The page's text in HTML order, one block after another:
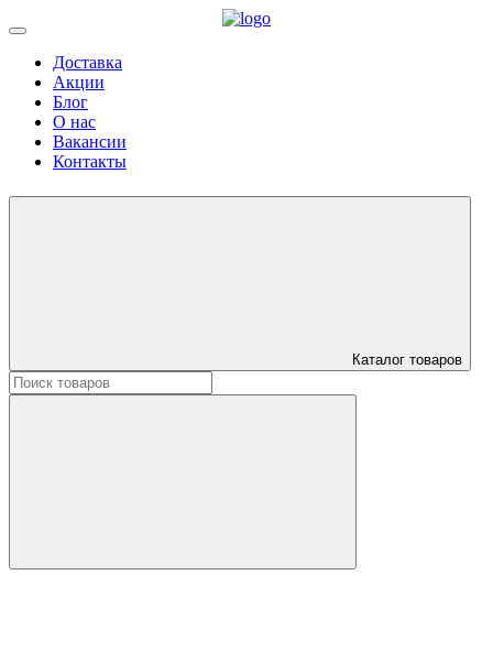
Доставка
Акции
Блог
О нас
Вакансии
Контакты
Каталог товаров
Искать: